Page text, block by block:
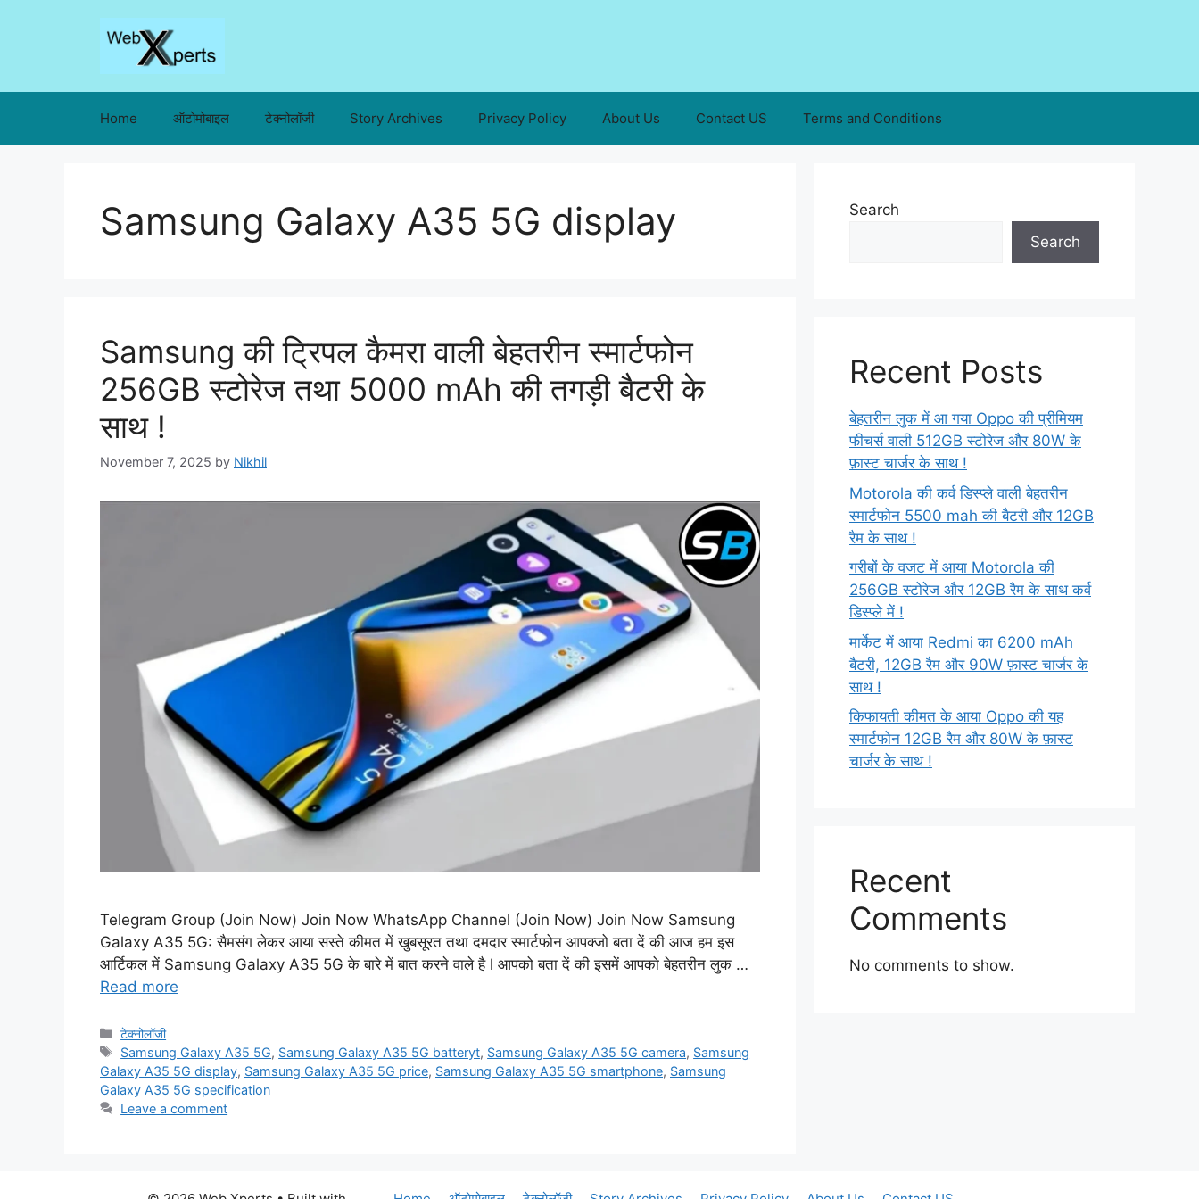
Home ऑटोमोबाइल टेक्नोलॉजी Story Archives Privacy Policy About Us Contact US Terms and Conditions
Samsung Galaxy A35 5G display
Samsung की ट्रिपल कैमरा वाली बेहतरीन स्मार्टफोन
256GB स्टोरेज तथा 5000 mAh की तगड़ी बैटरी के
साथ !
November 7, 2025 by Nikhil
Telegram Group (Join Now) Join Now WhatsApp Channel (Join Now) Join Now Samsung
Galaxy A35 5G: सैमसंग लेकर आया सस्ते कीमत में खुबसूरत तथा दमदार स्मार्टफोन आपक्जो बता दें की आज हम इस
आर्टिकल में Samsung Galaxy A35 5G के बारे में बात करने वाले है l आपको बता दें की इसमें आपको बेहतरीन लुक …
Read more
Categories
टेक्नोलॉजी
Tags
Samsung Galaxy A35 5G, Samsung Galaxy A35 5G batteryt, Samsung Galaxy A35 5G camera, Samsung
Galaxy A35 5G display, Samsung Galaxy A35 5G price, Samsung Galaxy A35 5G smartphone, Samsung
Galaxy A35 5G specification
Leave a comment
Search
Search
Recent Posts
बेहतरीन लुक में आ गया Oppo की प्रीमियम
फीचर्स वाली 512GB स्टोरेज और 80W के
फ़ास्ट चार्जर के साथ !
Motorola की कर्व डिस्प्ले वाली बेहतरीन
स्मार्टफोन 5500 mah की बैटरी और 12GB
रैम के साथ !
गरीबों के वजट में आया Motorola की
256GB स्टोरेज और 12GB रैम के साथ कर्व
डिस्प्ले में !
मार्केट में आया Redmi का 6200 mAh
बैटरी, 12GB रैम और 90W फ़ास्ट चार्जर के
साथ !
किफायती कीमत के आया Oppo की यह
स्मार्टफोन 12GB रैम और 80W के फ़ास्ट
चार्जर के साथ !
Recent
Comments
No comments to show.